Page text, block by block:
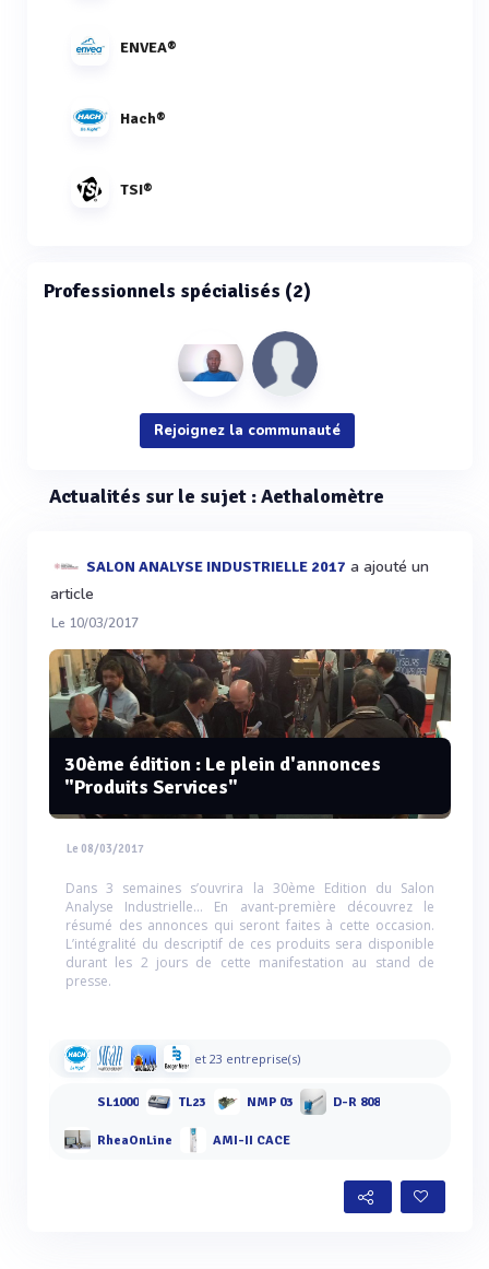
ENVEA®
Hach®
TSI®
Professionnels spécialisés (2)
Rejoignez la communauté
Actualités sur le sujet : Aethalomètre
SALON ANALYSE INDUSTRIELLE 2017 a ajouté un
article
Le 10/03/2017
30ème édition : Le plein d'annonces
"Produits Services"
Le 08/03/2017
Dans 3 semaines s’ouvrira la 30ème Edition du Salon
Analyse Industrielle… En avant-première découvrez le
résumé des annonces qui seront faites à cette occasion.
L’intégralité du descriptif de ces produits sera disponible
durant les 2 jours de cette manifestation au stand de
presse.
et 23 entreprise(s)
SL1000 TL23 NMP 03 D-R 808
RheaOnLine AMI-II CACE